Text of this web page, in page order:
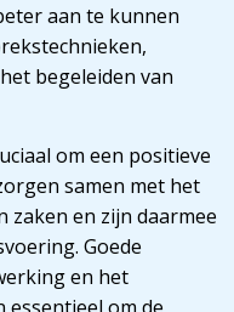
aan te kunnen
begeleiden van
om een positieve
samen met het
zaken en zijn daarmee
Goede
en het